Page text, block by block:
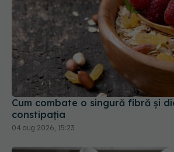
Cum combate o singură fibră și
constipația
04 aug 2026, 15:23